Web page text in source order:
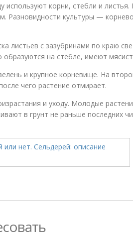
корни, стебли и листья.
Разновидности культуры —
листьев с зазубринами по краю
образуются на стебле, имеют
и крупное корневище. На
чего растение отмирает.
и уходу. Молодые
в грунт не раньше последних